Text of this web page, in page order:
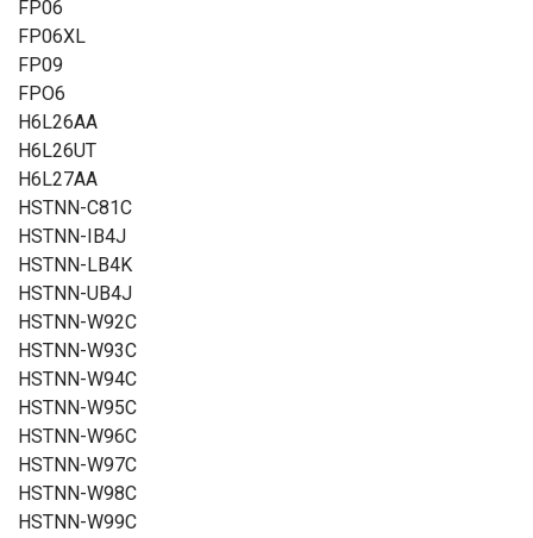
FP06
FP06XL
FP09
FPO6
H6L26AA
H6L26UT
H6L27AA
HSTNN-C81C
HSTNN-IB4J
HSTNN-LB4K
HSTNN-UB4J
HSTNN-W92C
HSTNN-W93C
HSTNN-W94C
HSTNN-W95C
HSTNN-W96C
HSTNN-W97C
HSTNN-W98C
HSTNN-W99C